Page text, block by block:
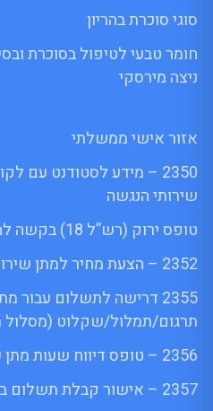
סוגי סוכרת בהריון
חומר טבעי לטיפול בסוכרת
ניצה מירסקי
אזור אישי ממשלתי
2350 – מידע לסטודנט
שירותי הנגשה
טופס ירוק (רש”ל 18) בקשה להוצאת רישיון נהיגה
2352 – הצעת מחיר למתן שירותי תרגום/תמלול
2355 דרישה לתשלום עבור
תרגום/תמלול/שקלוט
2356 – טופס דיווח שעות מתן שירותי תרגום/תמלול
2357 – אישור קבלת תשלום בגין תרגום/תמלול